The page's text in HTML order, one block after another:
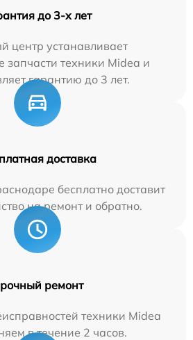
до 3-х лет
центр устанавливает
запчасти техники Midea и
гарантию до 3 лет.
доставка
бесплатно доставит
на ремонт и обратно.
ремонт
техники Midea
в течение 2 часов.